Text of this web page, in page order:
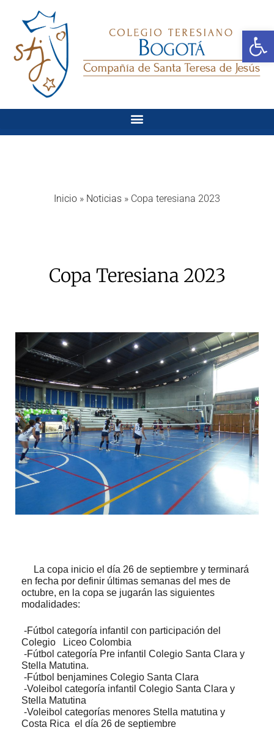
Inicio » Noticias » Copa teresiana 2023
Copa Teresiana 2023
La copa inicio el día 26 de septiembre y terminará
en fecha por definir últimas semanas del mes de
octubre, en la copa se jugarán las siguientes
modalidades:
-Fútbol categoría infantil con participación del
Colegio Liceo Colombia
-Fútbol categoría Pre infantil Colegio Santa Clara y
Stella Matutina.
-Fútbol benjamines Colegio Santa Clara
-Voleibol categoría infantil Colegio Santa Clara y
Stella Matutina
-Voleibol categorías menores Stella matutina y
Costa Rica el día 26 de septiembre